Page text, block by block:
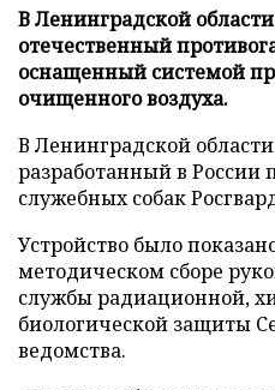
В Ленинградской
отечественный
оснащенный системой
очищенного воздуха.
В Ленинградской
разработанный в России
служебных собак
Устройство было
методическом сборе
службы радиационной,
биологической защиты
ведомства.